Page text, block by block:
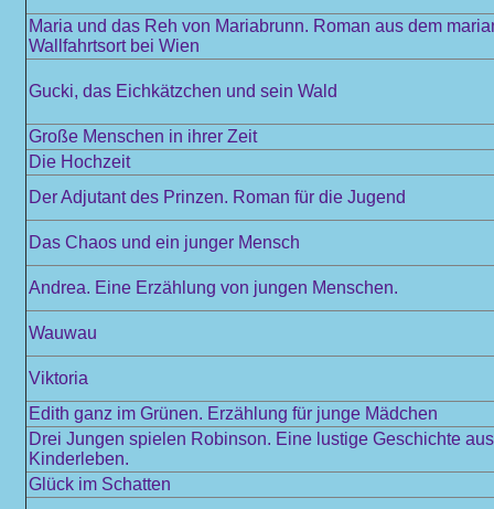
Maria und das Reh von Mariabrunn. Roman aus dem
Wallfahrtsort bei Wien
Gucki, das Eichkätzchen und sein Wald
Große Menschen in ihrer Zeit
Die Hochzeit
Der Adjutant des Prinzen. Roman für die Jugend
Das Chaos und ein junger Mensch
Andrea. Eine Erzählung von jungen Menschen.
Wauwau
Viktoria
Edith ganz im Grünen. Erzählung für junge Mädchen
Drei Jungen spielen Robinson. Eine lustige Geschichte
Kinderleben.
Glück im Schatten